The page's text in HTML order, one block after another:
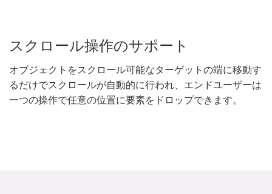
スクロール操作のサポート
オブジェクトをスクロール可能なターゲットの端に移動す
るだけでスクロールが自動的に行われ、エンドユーザーは
一つの操作で任意の位置に要素をドロップできます。